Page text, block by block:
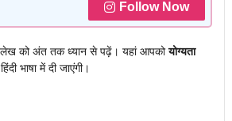
Follow Now
लेख को अंत तक ध्यान से पढ़ें। यहां आपकोयोग्यता
भाषा में दी जाएंगी।